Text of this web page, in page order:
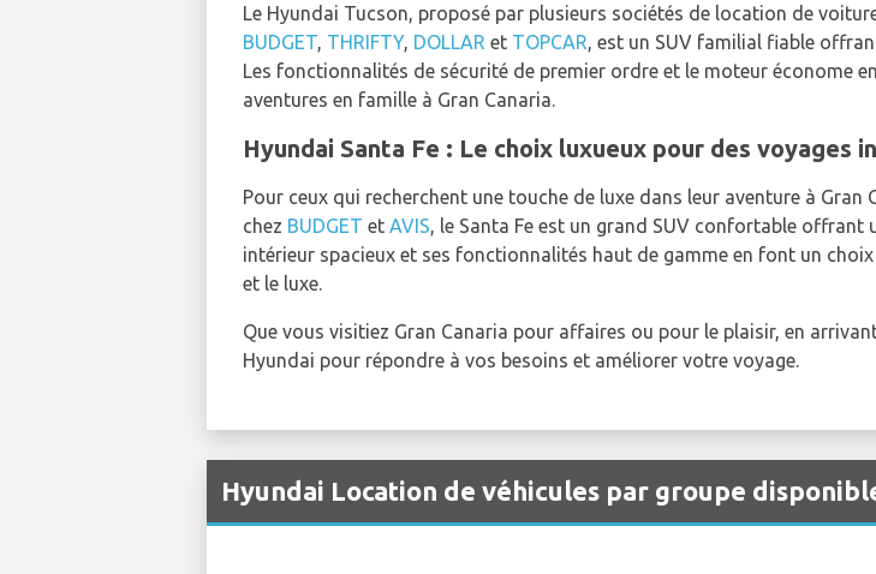
Le Hyundai Tucson, proposé par plusieurs sociétés de location de
BUDGET, THRIFTY, DOLLAR et TOPCAR, est un SUV familial fiable
Les fonctionnalités de sécurité de premier ordre et le moteur économe
aventures en famille à Gran Canaria.
Hyundai Santa Fe : Le choix luxueux pour des voyages
Pour ceux qui recherchent une touche de luxe dans leur aventure à
chez BUDGET et AVIS, le Santa Fe est un grand SUV confortable offrant
intérieur spacieux et ses fonctionnalités haut de gamme en font un
et le luxe.
Que vous visitiez Gran Canaria pour affaires ou pour le plaisir, en
Hyundai pour répondre à vos besoins et améliorer votre voyage.
Hyundai Location de véhicules par groupe